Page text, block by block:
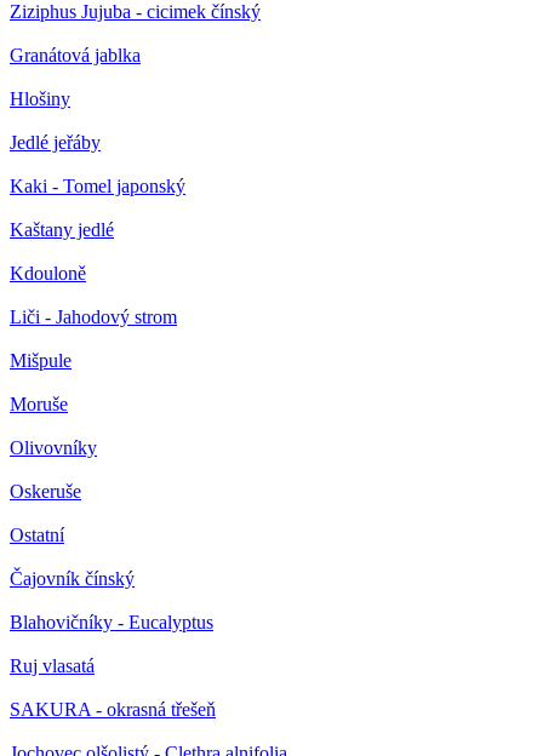
Ziziphus Jujuba - cicimek čínský
Granátová jablka
Hlošiny
Jedlé jeřáby
Kaki - Tomel japonský
Kaštany jedlé
Kdouloně
Liči - Jahodový strom
Mišpule
Moruše
Olivovníky
Oskeruše
Ostatní
Čajovník čínský
Blahovičníky - Eucalyptus
Ruj vlasatá
SAKURA - okrasná třešeň